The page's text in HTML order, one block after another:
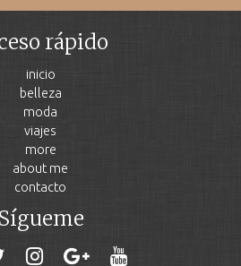
rápido
inicio
belleza
moda
viajes
more
about me
contacto
Sígueme